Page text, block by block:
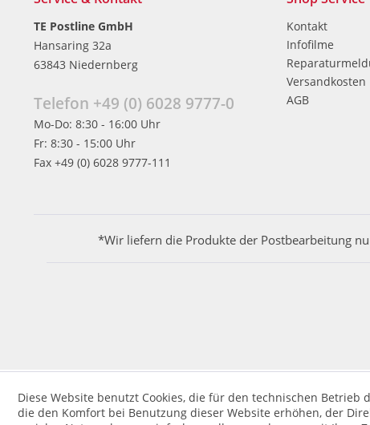
TE Postline GmbH
Hansaring 32a
63843 Niedernberg
Telefon +49 (0) 6028 9777-0
Mo-Do: 8:30 - 16:00 Uhr
Fr: 8:30 - 15:00 Uhr
Fax +49 (0) 6028 9777-111
Kontakt
Infofilme
Versandkosten
AGB
*Wir liefern die Produkte der Postbearbeitung
Diese Website benutzt Cookies, die für den technischen
die den Komfort bei Benutzung dieser Website erhöhen, der